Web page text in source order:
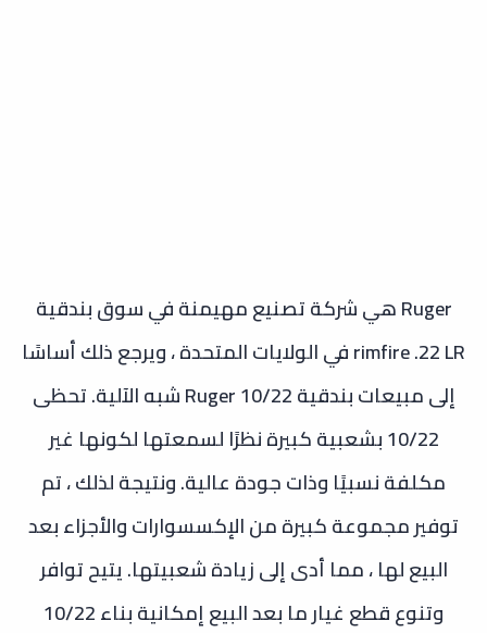
Ruger هي شركة تصنيع مهيمنة في سوق بندقية
rimfire .22 LR في الولايات المتحدة ، ويرجع ذلك أساسًا
إلى مبيعات بندقية Ruger 10/22 شبه الآلية. تحظى
10/22 بشعبية كبيرة نظرًا لسمعتها لكونها غير
مكلفة نسبيًا وذات جودة عالية. ونتيجة لذلك ، تم
توفير مجموعة كبيرة من الإكسسوارات والأجزاء بعد
البيع لها ، مما أدى إلى زيادة شعبيتها. يتيح توافر
وتنوع قطع غيار ما بعد البيع إمكانية بناء 10/22